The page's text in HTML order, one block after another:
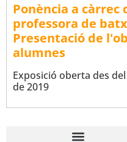
Ponència a càrrec
professora de
Presentació de
alumnes
Exposició oberta des
de 2019